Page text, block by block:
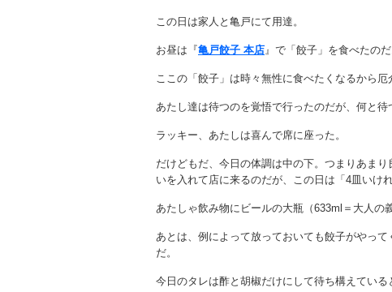
この日は家人と亀戸にて用達。
お昼は『亀戸餃子 本店』で「餃子」を食べたのだ
ここの「餃子」は時々無性に食べたくなるから厄
あたし達は待つのを覚悟で行ったのだが、何と
ラッキー、あたしは喜んで席に座った。
だけどもだ、今日の体調は中の下。つまりあま
いを入れて店に来るのだが、この日は「4皿いけ
あたしゃ飲み物にビールの大瓶（633ml＝大人の
あとは、例によって放っておいても餃子がやっ
だ。
今日のタレは酢と胡椒だけにして待ち構えている